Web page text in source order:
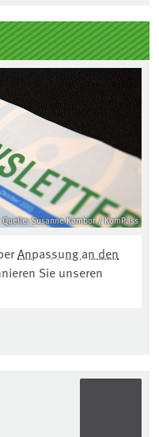
Quelle: Susanne Kambor / KomPass
Anpassung an den
Sie unseren